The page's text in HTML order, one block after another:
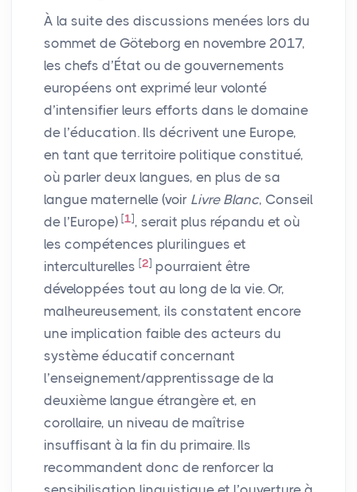
À la suite des discussions menées lors du
sommet de Göteborg en novembre 2017,
les chefs d’État ou de gouvernements
européens ont exprimé leur volonté
d’intensifier leurs efforts dans le domaine
de l’éducation. Ils décrivent une Europe,
en tant que territoire politique constitué,
où parler deux langues, en plus de sa
langue maternelle (voir Livre Blanc, Conseil
de l’Europe) [1] , serait plus répandu et où
les compétences plurilingues et
interculturelles [2] pourraient être
développées tout au long de la vie. Or,
malheureusement, ils constatent encore
une implication faible des acteurs du
système éducatif concernant
l’enseignement/apprentissage de la
deuxième langue étrangère et, en
corollaire, un niveau de maîtrise
insuffisant à la fin du primaire. Ils
recommandent donc de renforcer la